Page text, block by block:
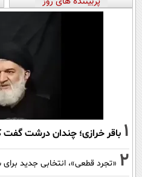
1 باقر خرازی؛ چندان درشت گفت
2 «تجرد قطعی»، انتخابی جدید